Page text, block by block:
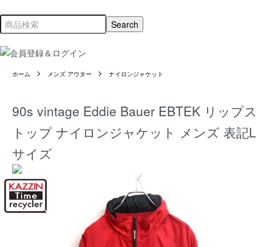
ホーム メンズ アウター ナイロンジャケット
90s vintage Eddie Bauer EBTEK リップス
トップ ナイロンジャケット メンズ 表記L
サイズ